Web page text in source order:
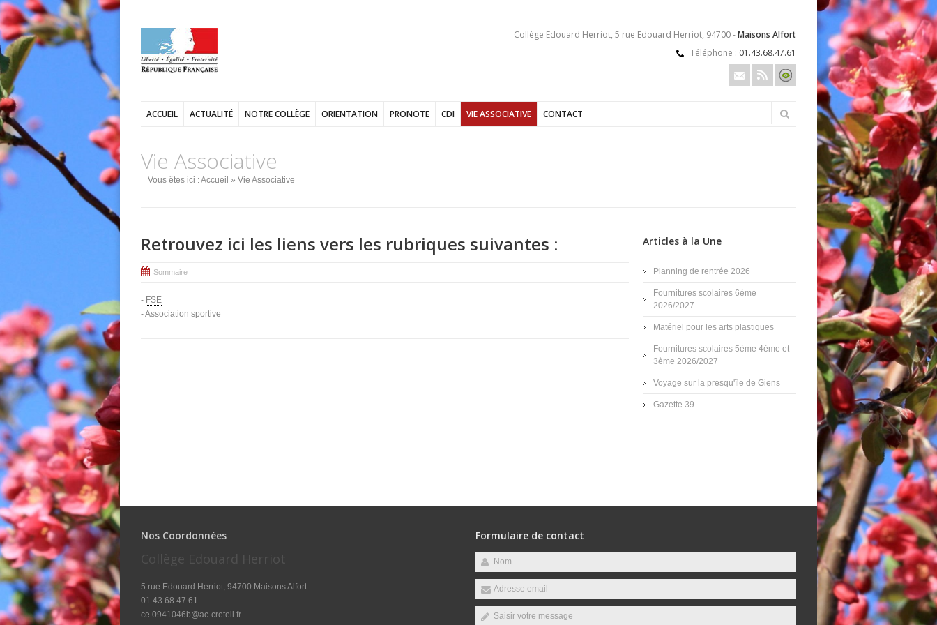
Collège Edouard Herriot, 5 rue Edouard Herriot, 94700 -Maisons Alfort
Téléphone : 01.43.68.47.61
ACCUEIL ACTUALITÉ NOTRE COLLÈGE ORIENTATION PRONOTE CDI VIE ASSOCIATIVE CONTACT
Vie Associative
Vous êtes ici :Accueil » Vie Associative
Retrouvez ici les liens vers les rubriques suivantes :
Sommaire
- FSE
-Association sportive
Articles à la Une
Planning de rentrée 2026
Fournitures scolaires 6ème
2026/2027
Matériel pour les arts plastiques
Fournitures scolaires 5ème 4ème et
3ème 2026/2027
Voyage sur la presqu'île de Giens
Gazette 39
Nos Coordonnées
Collège Edouard Herriot
5 rue Edouard Herriot, 94700 Maisons Alfort
01.43.68.47.61
ce.0941046b@ac-creteil.fr
Formulaire de contact